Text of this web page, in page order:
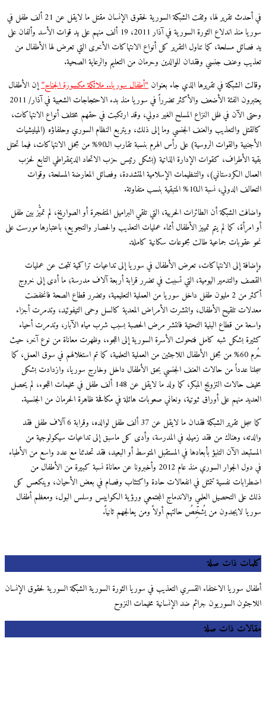
في أحدث تقرير لها، وثقت الشبكة السورية لحقوق الإنسان مقتل ما لايقل عن 21 ألف طفل في
سوريا منذ اندلاع الثورة السورية في آذار 2011، 19 ألف منهم على يد قوات الأسد وألفان على
مسلحة، كما تناول التقرير كل أنواع الانتهاكات الأخرى التي تعرض لها الأطفال من
وعنف جنسي وفقدان للوالدين وحرمان من التعليم والرعاية الصحية.
الشبكة في تقريرها الذي جاء بعنوان“أطفال سوريا.. ملائكة مكسورة الجناح”إن الأطفال
يعتبرون الفئة الأضعف والأكثر تضرراً في سوريا منذ بدء الاحتجاجات الشعبية في آذار/ 2011
الآن في ظل النزاع المسلح الغير دولي، وقد ارتكبت في حقهم مختلف أنواع الانتهاكات،
والتعذيب والعنف الجنسي وما إلى ذلك، ويتربع النظام السوري وحلفاؤه (الميليشيات
الأجنبية والقوات الروسية) على رأس الهرم بنسبة تقارب الـ90% من مجمل الانتهاكات، فيما تحتل
الأطراف، كقوات الإدارة الذاتية (بشكل رئيس حزب الاتحاد الديمقراطي التابع لحزب
الكردستاني)، والتنظيمات الإسلامية المتشددة، وفصائل المعارضة المسلحة، وقوات
نسبة الـ10% المتبقية بنسب متفاوتة.
الشبكة أن الطائرات الحربية، التي تلقي البراميل المتفجرة أو الصواريخ، لم تميُّز بين طفل
كما لم يتم تمييز الأطفال أثناء عمليات التعذيب والحصار والتجويع؛ باعتبارها مورست على
عقوبات جماعية طالت مجموعات سكانية كاملة.
إلى الانتهاكات، تعرض الأطفال في سوريا إلى تداعيات تراكمية نتجت عن عمليات
والتدمير اليومية، التي تسببت في تضرر قرابة أربعة آلاف مدرسة؛ ما أدى إلى خروج
أكثر من 2 مليون طفل داخل سوريا من العملية التعليمية، وتضرر قطاع الصحة فانخفضت
تلقيح الأطفال، وانتشرت الأمراض المعدية كالسل وحمى التيفوئيد، وتدمرت أجزاء
من قطاع البنية التحتية فانتشر مرض الحصبة بسبب شرب مياه الآبار، وتدمرت أحياء
بشكل شبه كامل فتحولت الأسرة السورية إلى اللجوء، وظهرت معاناة من نوع آخر، حيث
حُرم 60% من مجمل الأطفال اللاجئين من العملية التعلمية، كما تم استغلالهم في سوق العمل، كما
عدداً من حالات العنف الجنسي بحق الأطفال داخل وخارج سوريا، وازدادت بشكل
مخيف حالات التزويج المبكر، كما ولد ما لايقل عن 148 ألف طفل في مخيمات اللجوء، لم يحصل
منهم على أوراق ثبوتية، ونعاني صعوبات هائلة في مكافحة ظاهرة الحرمان من الجنسية.
كما سجل تقرير الشبكة فقدان ما لايقل عن 37 ألف طفل لوالده، وقرابة 6 آلاف طفل فقد
وهناك من فقد زميله في المدرسة، وأدى كل ماسبق إلى تداعيات سيكولوجية من
الآن التنبؤ بأبعادها في المستقبل المتوسط أو البعيد، فقد تحدثنا مع عدد واسع من الأطباء
في دول الجوار السوري منذ عام 2012 وأخبرونا عن معاناة نسبة كبيرة من الأطفال من
نفسية تتمثل في انفعالات حادة واكتئاب وفصام في بعض الأحيان، وينكعس كل
على التحصيل العلمي والاندماج المجتمعي ورؤية الكوابيس وسلس البول، ومعظم أطفال
لايجدون من يُشخِّصُ حالتهم أولاً ومن يعالجهم ثانياً.
ذات صلة
سوريا الاختفاء القسري التعذيب في سوريا الثورة السورية الشبكة السورية لحقوق الإنسان
السوريون جرائم ضد الإنسانية مخيمات النزوح
ذات صلة